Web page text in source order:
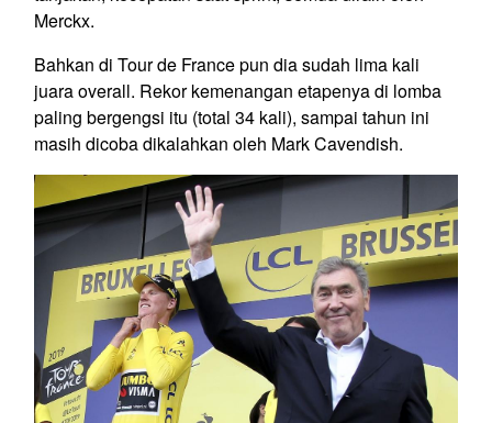
Merckx.
Bahkan di Tour de France pun dia sudah lima kali
juaraoverall. Rekor kemenangan etapenya di lomba
paling bergengsi itu (total 34 kali), sampai tahun ini
masih dicoba dikalahkan oleh Mark Cavendish.